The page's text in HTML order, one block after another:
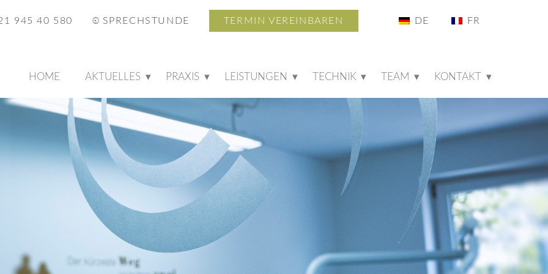
945 40 580 SPRECHSTUNDE TERMIN VEREINBAREN
HOME AKTUELLES PRAXIS LEISTUNGEN TECHNIK TEAM KONTAKT